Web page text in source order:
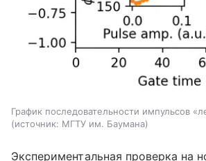
График последовательности импульсов
источник: МГТУ им. Баумана
Экспериментальная проверка на